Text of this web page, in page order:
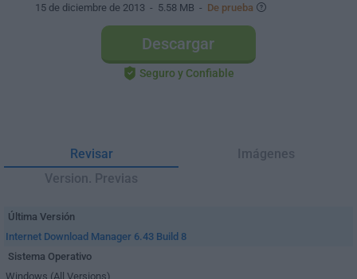
15 de diciembre de 2013 - 5.58 MB - De prueba
Descargar
Seguro y Confiable
Revisar
Imágenes
Version. Previas
Última Versión
Internet Download Manager 6.43 Build 8
Sistema Operativo
Windows (All Versions)